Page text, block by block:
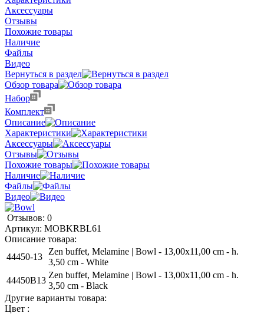
Аксессуары
Отзывы
Похожие товары
Наличие
Файлы
Видео
Вернуться в раздел
Обзор товара
Набор
Комплект
Описание
Характеристики
Аксессуары
Отзывы
Похожие товары
Наличие
Файлы
Видео
Отзывов: 0
Артикул: MOBKRBL61
Описание товара:
44450-13
Zen buffet, Melamine | Bowl - 13,00x11,00 cm - h.
3,50 cm - White
44450B13
Zen buffet, Melamine | Bowl - 13,00x11,00 cm - h.
3,50 cm - Black
Другие варианты товара:
Цвет :